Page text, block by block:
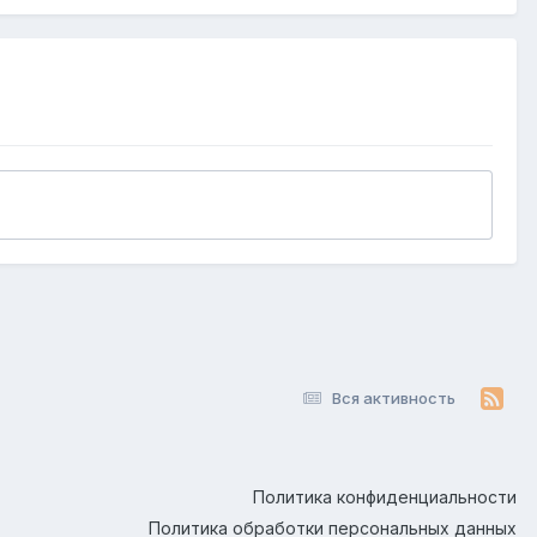
Вся активность
Политика конфиденциальности
Политика обработки персональных данных